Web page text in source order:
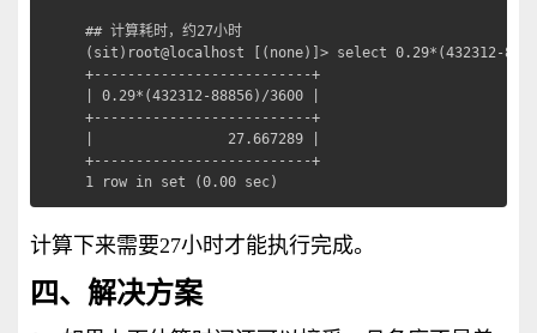
## 计算耗时，约27小时
(sit)root@localhost [(none)]> select 0.29*(432312-
+--------------------------+
| 0.29*(432312-88856)/3600 |
+--------------------------+
|                27.667289 |
+--------------------------+
1 row in set (0.00 sec)
计算下来需要27小时才能执行完成。
四、解决方案